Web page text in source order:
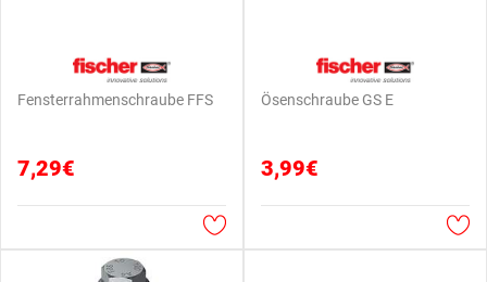
Fensterrahmenschraube FFS
7,29€
Ösenschraube GS E
3,99€